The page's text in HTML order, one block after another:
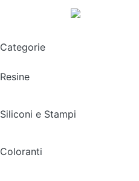
Categorie
Resine
Siliconi e Stampi
Coloranti